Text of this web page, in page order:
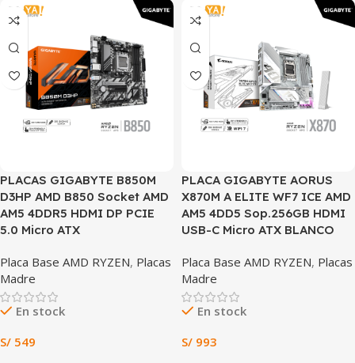
PLACAS GIGABYTE B850M
D3HP AMD B850 Socket AMD
AM5 4DDR5 HDMI DP PCIE
5.0 Micro ATX
Placa Base AMD RYZEN, Placas
Madre
En stock
S/ 549
PLACA GIGABYTE AORUS
X870M A ELITE WF7 ICE AMD
AM5 4DD5 Sop.256GB HDMI
USB-C Micro ATX BLANCO
Placa Base AMD RYZEN, Placas
Madre
En stock
S/ 993